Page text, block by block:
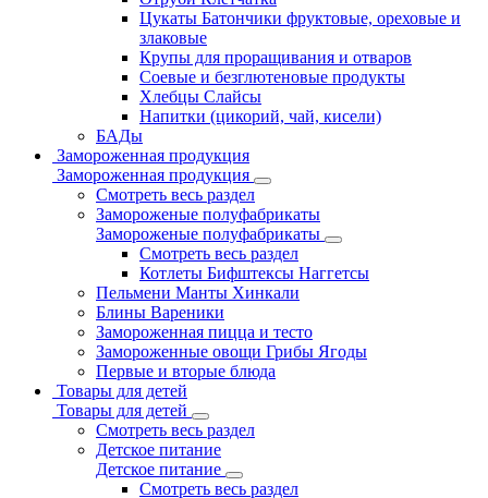
Цукаты Батончики фруктовые, ореховые и
злаковые
Крупы для проращивания и отваров
Соевые и безглютеновые продукты
Хлебцы Слайсы
Напитки (цикорий, чай, кисели)
БАДы
Замороженная продукция
Замороженная продукция
Смотреть весь раздел
Замороженые полуфабрикаты
Замороженые полуфабрикаты
Смотреть весь раздел
Котлеты Бифштексы Наггетсы
Пельмени Манты Хинкали
Блины Вареники
Замороженная пицца и тесто
Замороженные овощи Грибы Ягоды
Первые и вторые блюда
Товары для детей
Товары для детей
Смотреть весь раздел
Детское питание
Детское питание
Смотреть весь раздел